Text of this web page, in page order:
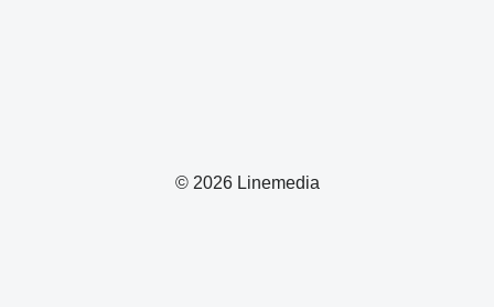
© 2026 Linemedia